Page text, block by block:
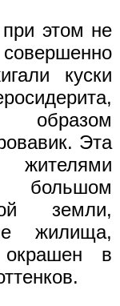
этом не
куски
Эта
жителями
большом
земли,
жилища,
в